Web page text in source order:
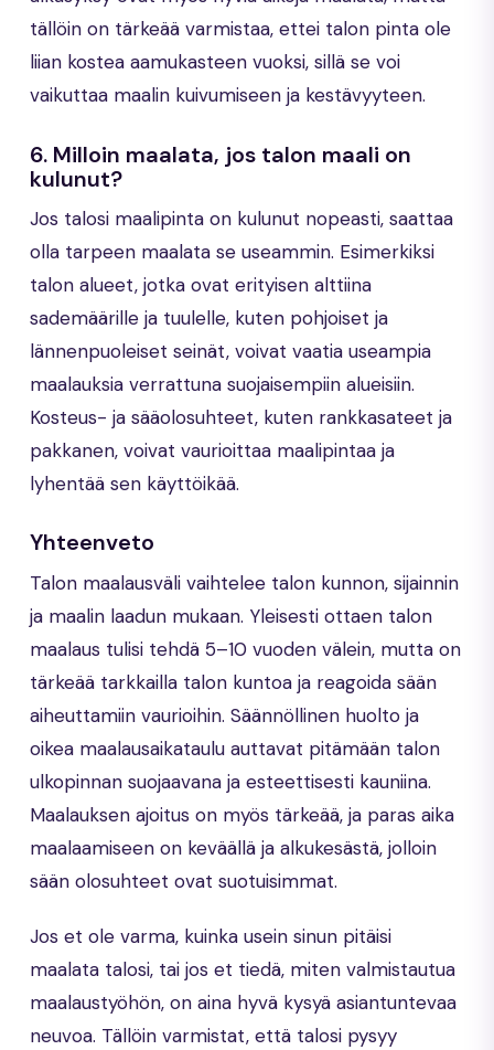
tällöin on tärkeää varmistaa, ettei talon pinta ole
liian kostea aamukasteen vuoksi, sillä se voi
vaikuttaa maalin kuivumiseen ja kestävyyteen.
6. Milloin maalata, jos talon maali on
kulunut?
Jos talosi maalipinta on kulunut nopeasti, saattaa
olla tarpeen maalata se useammin. Esimerkiksi
talon alueet, jotka ovat erityisen alttiina
sademäärille ja tuulelle, kuten pohjoiset ja
lännenpuoleiset seinät, voivat vaatia useampia
maalauksia verrattuna suojaisempiin alueisiin.
Kosteus- ja sääolosuhteet, kuten rankkasateet ja
pakkanen, voivat vaurioittaa maalipintaa ja
lyhentää sen käyttöikää.
Yhteenveto
Talon maalausväli vaihtelee talon kunnon, sijainnin
ja maalin laadun mukaan. Yleisesti ottaen talon
maalaus tulisi tehdä 5–10 vuoden välein, mutta on
tärkeää tarkkailla talon kuntoa ja reagoida sään
aiheuttamiin vaurioihin. Säännöllinen huolto ja
oikea maalausaikataulu auttavat pitämään talon
ulkopinnan suojaavana ja esteettisesti kauniina.
Maalauksen ajoitus on myös tärkeää, ja paras aika
maalaamiseen on keväällä ja alkukesästä, jolloin
sään olosuhteet ovat suotuisimmat.
Jos et ole varma, kuinka usein sinun pitäisi
maalata talosi, tai jos et tiedä, miten valmistautua
maalaustyöhön, on aina hyvä kysyä asiantuntevaa
neuvoa. Tällöin varmistat, että talosi pysyy